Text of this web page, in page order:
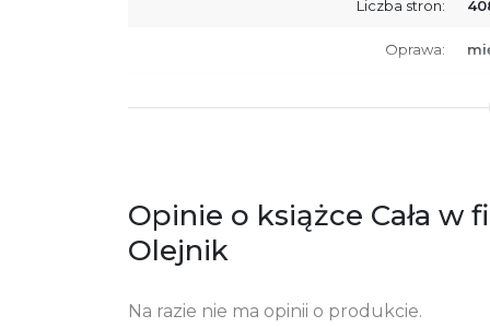
Liczba stron:
Oprawa:
Ostrzeżenia oraz informacje dotyczące
Opinie o książce Cała w
Olejnik
Na razie nie ma opinii o produkcie.